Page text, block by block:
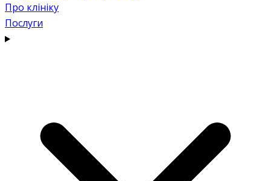
Про клініку
Послуги